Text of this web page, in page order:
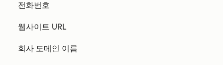
전화번호
웹사이트 URL
회사 도메인 이름